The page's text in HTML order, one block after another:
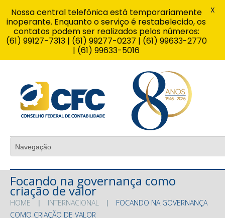
Focando na governança como
criação de valor
HOME INTERNACIONAL
FOCANDO NA GOVERNANÇA
COMO CRIAÇÃO DE VALOR
Nossa central telefônica está temporariamente
inoperante. Enquanto o serviço é restabelecido, os
contatos podem ser realizados pelos números:
(61) 99127-7313 | (61) 99277-0237 | (61) 99633-2770
| (61) 99633-5016
X